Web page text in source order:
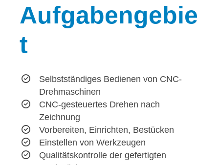
Aufgabengebie
t
Selbstständiges Bedienen von CNC-
Drehmaschinen
CNC-gesteuertes Drehen nach
Zeichnung
Vorbereiten, Einrichten, Bestücken
Einstellen von Werkzeugen
Qualitätskontrolle der gefertigten